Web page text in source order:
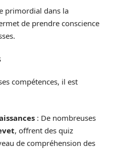
primordial dans la
de prendre conscience
compétences, il est
: De nombreuses
, offrent des quiz
de compréhension des